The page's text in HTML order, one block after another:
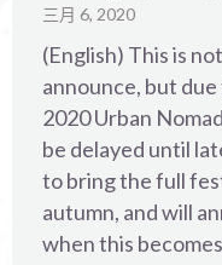
三月 6, 2020
(English) This is
announce, but
2020 Urban
be delayed until
to bring the full
autumn, and will
when this